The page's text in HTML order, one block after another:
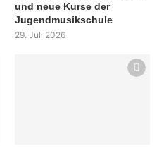
und neue Kurse der
Jugendmusikschule
29. Juli 2026